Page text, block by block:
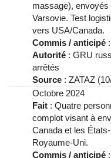
massage), envoyés
Varsovie. Test
vers USA/Canada.
Commis / anticipé
Autorité : GRU
arrêtés
Source : ZATAZ
Octobre 2024
Fait : Quatre
complot visant à
Canada et les
Royaume-Uni.
Commis / anticipé